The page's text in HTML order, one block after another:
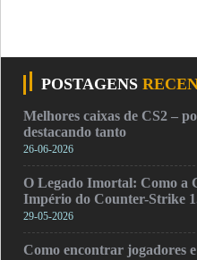
POSTAGENS
Melhores caixas de CS2 –
destacando tanto
26-06-2026
O Legado Imortal: Como a
Império do Counter-Strike
29-05-2026
Como encontrar jogadores